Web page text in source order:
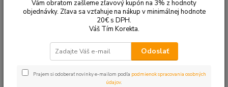
Tonery a náplne do tlačiarní EPSON L200
Upresniť parametre
Najdrahšie
Vám obratom zašleme zľavový kupón na 3% z hodnoty
objednávky. Zľava sa vzťahuje na nákup v minimálnej hodnote
20€ s DPH.
Váš Tím Korekta.
Odoslať
Prajem si odoberať novinky e-mailom podľa podmienok spracovania osobných
údajov.